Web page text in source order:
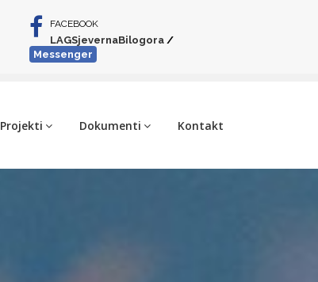
FACEBOOK
LAGSjevernaBilogora/
Messenger
Projekti Dokumenti Kontakt